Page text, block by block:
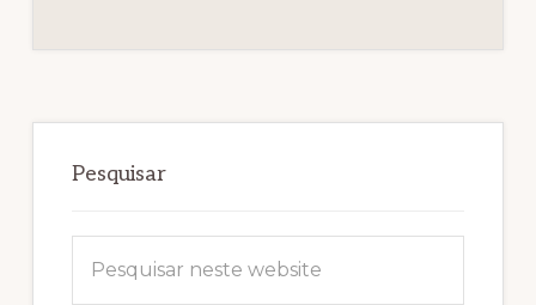
primária
Pesquisar
neste